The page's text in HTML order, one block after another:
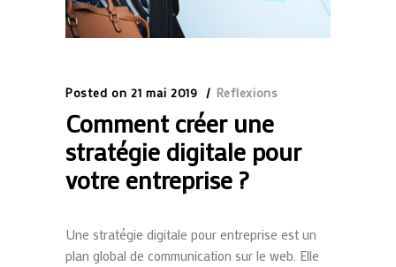
Posted on 21 mai 2019 Reflexions
Comment créer une
stratégie digitale pour
votre entreprise ?
Une stratégie digitale pour entreprise est un
plan global de communication sur le web. Elle